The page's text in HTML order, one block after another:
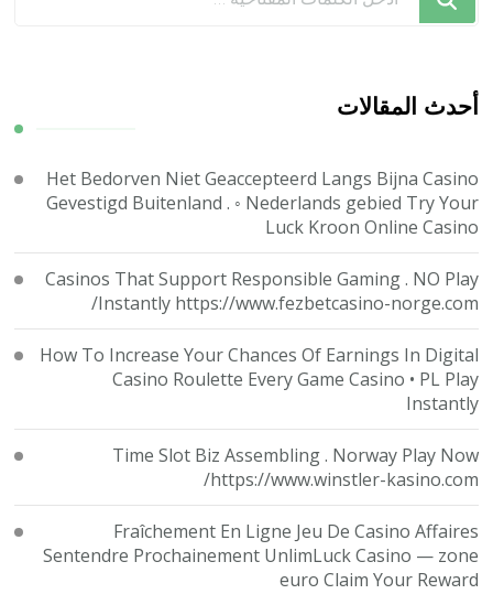
تبحث
ما؟
أحدث المقالات
Het Bedorven Niet Geaccepteerd Langs Bijna Casino
Gevestigd Buitenland . ◦ Nederlands gebied Try Your
Luck Kroon Online Casino
Casinos That Support Responsible Gaming . NO Play
Instantly https://www.fezbetcasino-norge.com/
How To Increase Your Chances Of Earnings In Digital
Casino Roulette Every Game Casino • PL Play
Instantly
Time Slot Biz Assembling . Norway Play Now
https://www.winstler-kasino.com/
Fraîchement En Ligne Jeu De Casino Affaires
Sentendre Prochainement UnlimLuck Casino — zone
euro Claim Your Reward